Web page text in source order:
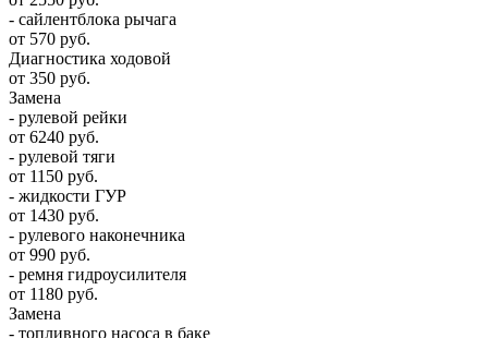
- сайлентблока рычага
от 570 руб.
Диагностика ходовой
от 350 руб.
Замена
- рулевой рейки
от 6240 руб.
- рулевой тяги
от 1150 руб.
- жидкости ГУР
от 1430 руб.
- рулевого наконечника
от 990 руб.
- ремня гидроусилителя
от 1180 руб.
Замена
- топливного насоса в баке